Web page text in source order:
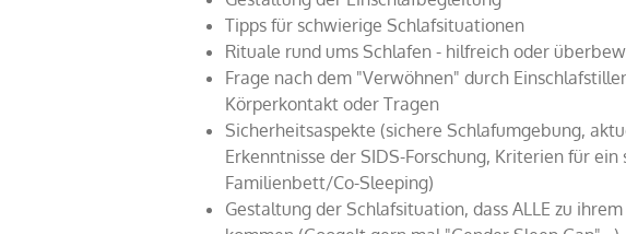
Tipps für schwierige Schlafsituationen
Rituale rund ums Schlafen - hilfreich oder
Frage nach dem "Verwöhnen" durch
Körperkontakt oder Tragen
Sicherheitsaspekte (sichere Schlafumgebung,
Erkenntnisse der SIDS-Forschung, Kriterien für ein
Familienbett/Co-Sleeping)
Gestaltung der Schlafsituation, dass ALLE zu